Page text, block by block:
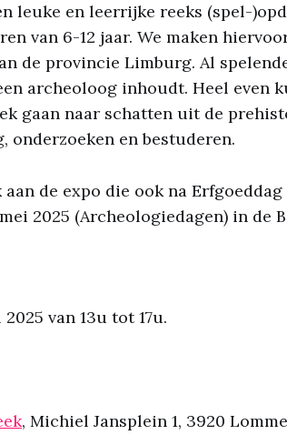
leuke en leerrijke reeks (spel-
van 6-12 jaar. We maken
de provincie Limburg. Al
archeoloog inhoudt. Heel even
gaan naar schatten uit de
onderzoeken en bestuderen.
aan de expo die ook na
2025 (Archeologiedagen) in de
van 13u tot 17u.
, Michiel Jansplein 1, 3920